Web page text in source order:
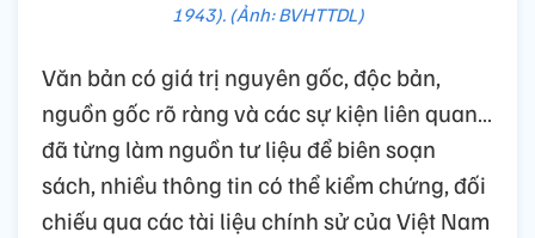
1943). (Ảnh: BVHTTDL)
Văn bản có giá trị nguyên gốc, độc bản,
nguồn gốc rõ ràng và các sự kiện liên quan…
đã từng làm nguồn tư liệu để biên soạn
sách, nhiều thông tin có thể kiểm chứng, đối
chiếu qua các tài liệu chính sử của Việt Nam